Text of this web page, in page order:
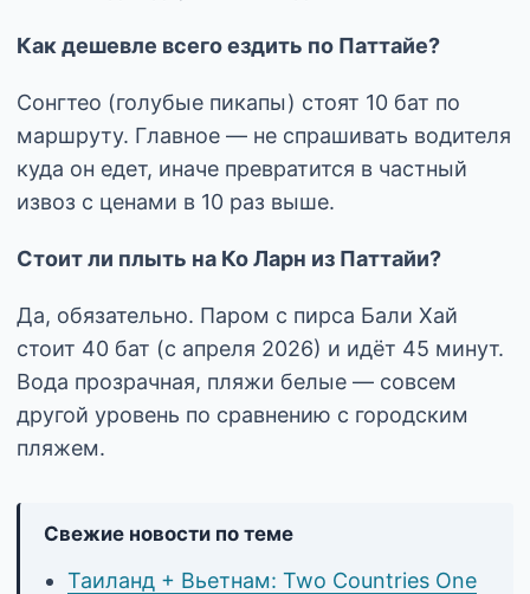
Как дешевле всего ездить по Паттайе?
Сонгтео (голубые пикапы) стоят 10 бат по
маршруту. Главное — не спрашивать водителя
куда он едет, иначе превратится в частный
извоз с ценами в 10 раз выше.
Стоит ли плыть на Ко Ларн из Паттайи?
Да, обязательно. Паром с пирса Бали Хай
стоит 40 бат (с апреля 2026) и идёт 45 минут.
Вода прозрачная, пляжи белые — совсем
другой уровень по сравнению с городским
пляжем.
Свежие новости по теме
Таиланд + Вьетнам: Two Countries One